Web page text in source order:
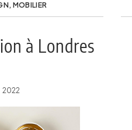
, MOBILIER
à Londres
2022